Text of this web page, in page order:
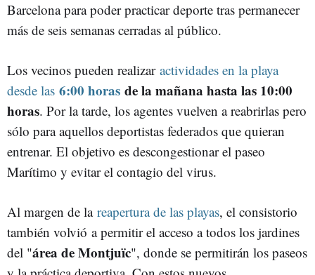
Barcelona para poder practicar deporte tras permanecer
más de seis semanas cerradas al público.
Los vecinos pueden realizar actividades en la playa
desde las 6:00 horas de la mañana hasta las 10:00
horas. Por la tarde, los agentes vuelven a reabrirlas pero
sólo para aquellos deportistas federados que quieran
entrenar. El objetivo es descongestionar el paseo
Marítimo y evitar el contagio del virus.
Al margen de la reapertura de las playas, el consistorio
también volvió a permitir el acceso a todos los jardines
del "área de Montjuïc", donde se permitirán los paseos